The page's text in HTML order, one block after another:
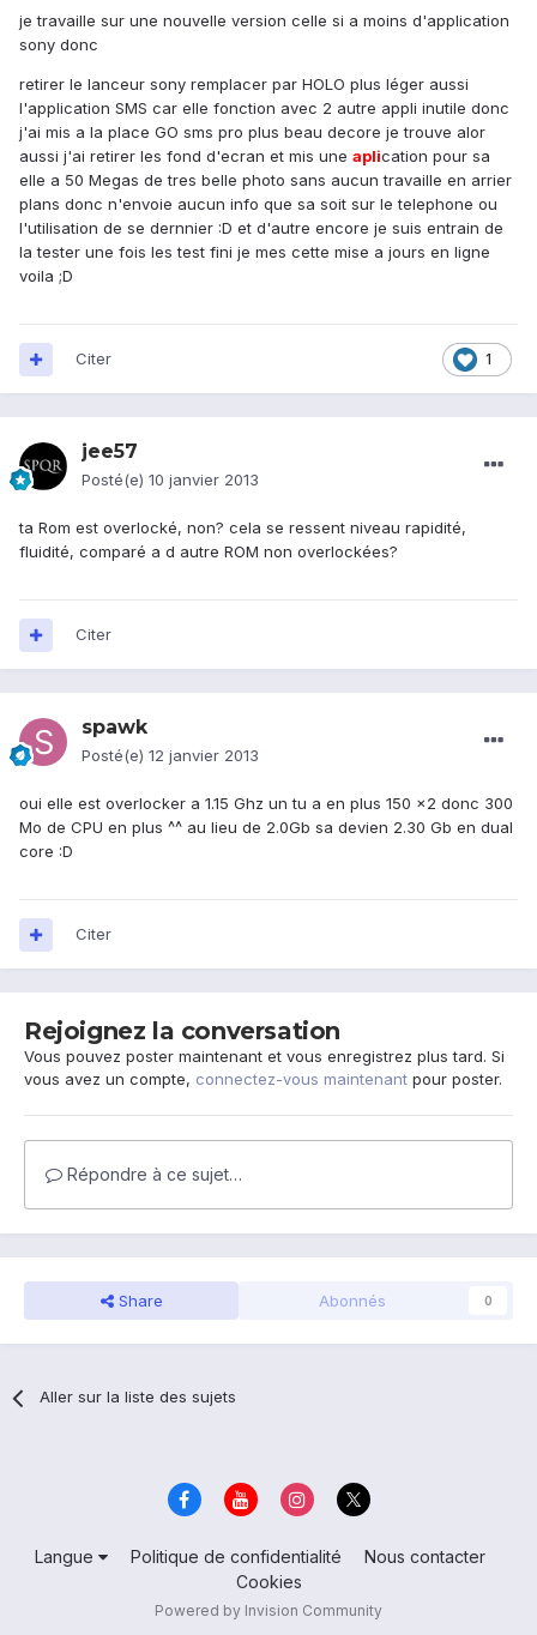
je travaille sur une nouvelle version celle si a moins d'application
sony donc
retirer le lanceur sony remplacer par HOLO plus léger aussi
l'application SMS car elle fonction avec 2 autre appli inutile donc
j'ai mis a la place GO sms pro plus beau decore je trouve alor
aussi j'ai retirer les fond d'ecran et mis une aplication pour sa
elle a 50 Megas de tres belle photo sans aucun travaille en arrier
plans donc n'envoie aucun info que sa soit sur le telephone ou
l'utilisation de se dernnier :D et d'autre encore je suis entrain de
la tester une fois les test fini je mes cette mise a jours en ligne
voila ;D
1
Citer
jee57
Posté(e) 10 janvier 2013
ta Rom est overlocké, non? cela se ressent niveau rapidité,
fluidité, comparé a d autre ROM non overlockées?
Citer
spawk
Posté(e) 12 janvier 2013
oui elle est overlocker a 1.15 Ghz un tu a en plus 150 x2 donc 300
Mo de CPU en plus ^^ au lieu de 2.0Gb sa devien 2.30 Gb en dual
core :D
Citer
Rejoignez la conversation
Vous pouvez poster maintenant et vous enregistrez plus tard. Si
vous avez un compte, connectez-vous maintenant pour poster.
Répondre à ce sujet…
Share Abonnés 0
Aller sur la liste des sujets
Langue Politique de confidentialité
Nous contacter
Cookies
Powered by Invision Community